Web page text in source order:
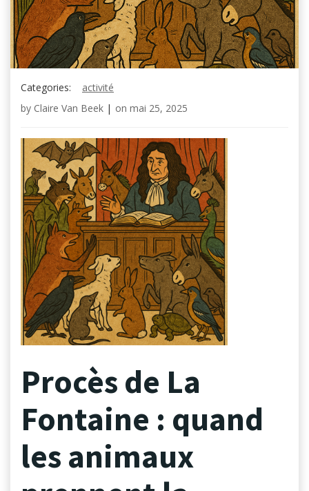
Categories:
activité
by Claire Van Beek | on mai 25, 2025
Procès de La
Fontaine : quand
les animaux